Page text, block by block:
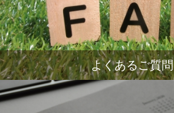
よくあるご質問